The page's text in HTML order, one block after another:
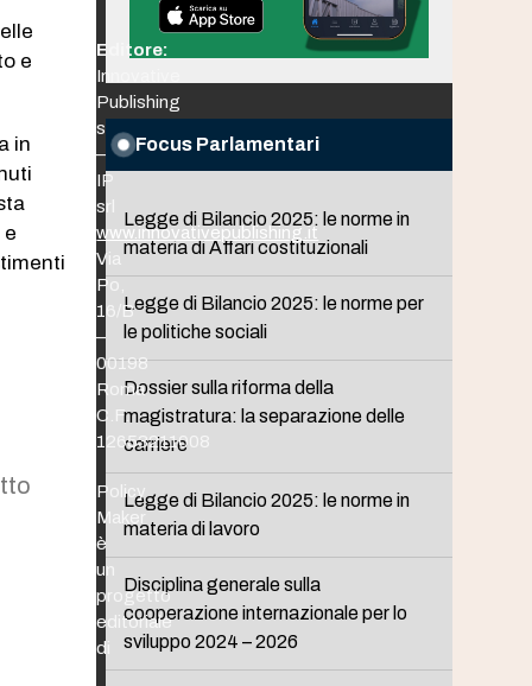
e
in
e
Focus Parlamentari
Legge di Bilancio 2025: le norme in
materia di Affari costituzionali
Legge di Bilancio 2025: le norme per
le politiche sociali
Dossier sulla riforma della
magistratura: la separazione delle
carriere
Legge di Bilancio 2025: le norme in
materia di lavoro
Disciplina generale sulla
cooperazione internazionale per lo
sviluppo 2024 – 2026
Editore:
Innovative
Publishing
srl
–
IP
srl
www.innovativepublishing.it
Via
Po,
16/B
–
00198
Roma
C.F.
12653211008
Policy
Maker
è
un
progetto
editoriale
di